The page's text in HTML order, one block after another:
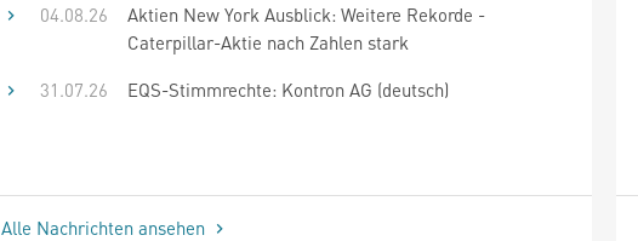
04.08.26
Aktien New York Ausblick: Weitere Rekorde -
Caterpillar-Aktie nach Zahlen stark
31.07.26
EQS-Stimmrechte: Kontron AG (deutsch)
Alle Nachrichten ansehen